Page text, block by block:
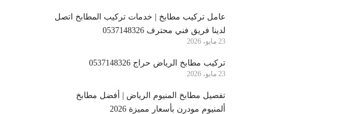
عامل تركيب مطابخ | خدمات تركيب المطابخ اتصل
لدينا فريق فني محترف 0537148326
23 مايو، 2026
تركيب مطابخ الرياض حراج 0537148326
23 مايو، 2026
تفصيل مطابخ المنيوم الرياض | أفضل مطابخ
ألمنيوم مودرن بأسعار مميزة 2026